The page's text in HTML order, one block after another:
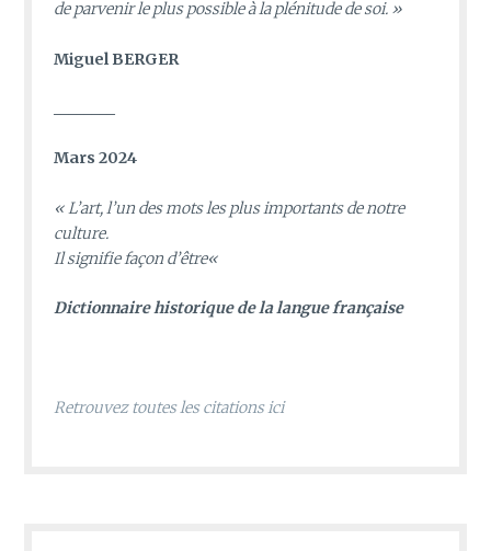
de parvenir le plus possible à la plénitude de soi. »
Miguel BERGER
Mars 2024
«L’art, l’un des mots les plus importants de notre
culture.
Il signifie façon d’être«
Dictionnaire historique de la langue française
Retrouvez toutes les citations ici